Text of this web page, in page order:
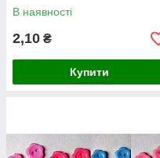
В наявності
2,10 ₴
Купити